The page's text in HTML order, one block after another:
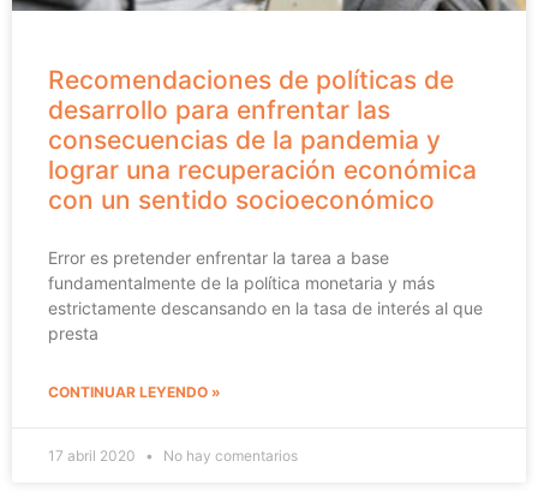
Recomendaciones de políticas de
desarrollo para enfrentar las
consecuencias de la pandemia y
lograr una recuperación económica
con un sentido socioeconómico
Error es pretender enfrentar la tarea a base
fundamentalmente de la política monetaria y más
estrictamente descansando en la tasa de interés al que
presta
CONTINUAR LEYENDO »
17 abril 2020 No hay comentarios